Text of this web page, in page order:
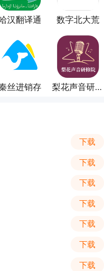
汉翻译通 数字北大荒
丝进销存 梨花声音研修院
下载
下载
下载
下载
下载
下载
下载